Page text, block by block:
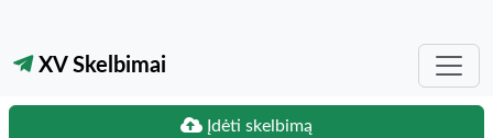
XV Skelbimai
Įdėti skelbimą